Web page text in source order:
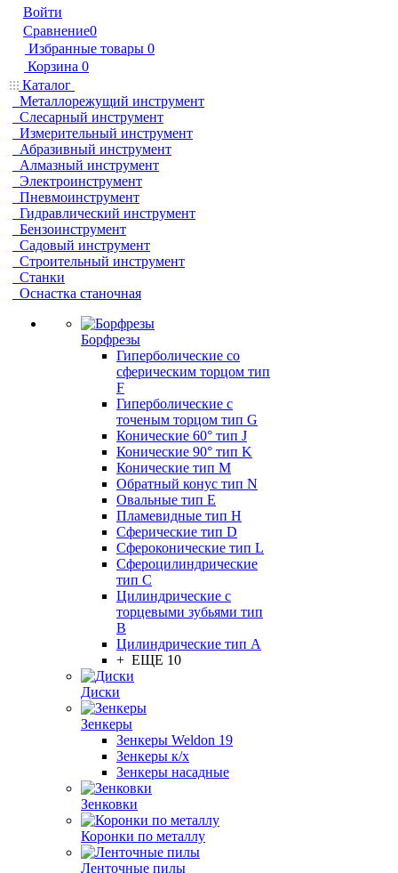
Войти
Сравнение0
Избранные товары 0
Корзина 0
Каталог
Металлорежущий инструмент
Слесарный инструмент
Измерительный инструмент
Абразивный инструмент
Алмазный инструмент
Электроинструмент
Пневмоинструмент
Гидравлический инструмент
Бензоинструмент
Садовый инструмент
Строительный инструмент
Станки
Оснастка станочная
Борфрезы
Гиперболические cо
сферическим торцом тип
F
Гиперболические с
точеным торцом тип G
Конические 60° тип J
Конические 90° тип K
Конические тип M
Обратный конус тип N
Овальные тип E
Пламевидные тип H
Сферические тип D
Сфероконические тип L
Сфероцилиндрические
тип C
Цилиндрические с
торцевыми зубьями тип
B
Цилиндрические тип А
+ ЕЩЕ 10
Диски
Зенкеры
Зенкеры Weldon 19
Зенкеры к/х
Зенкеры насадные
Зенковки
Коронки по металлу
Ленточные пилы